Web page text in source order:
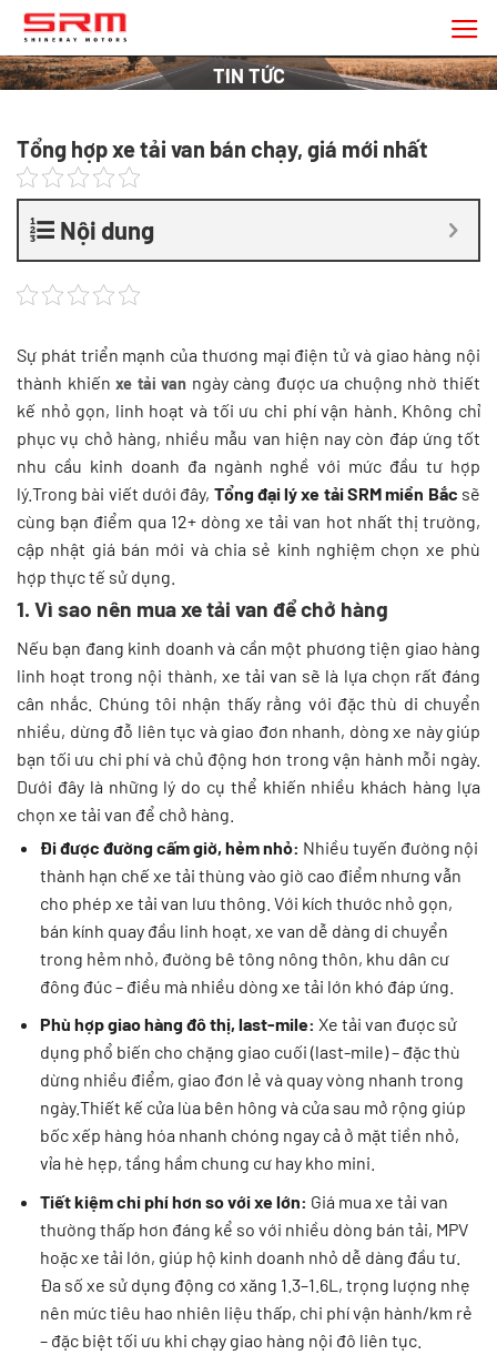
Chuyển
đến
nội
dung
TIN TỨC
Tổng hợp xe tải van bán chạy, giá mới nhất
Nội dung
Sự phát triển mạnh của thương mại điện tử và giao hàng nội
thành khiếnxe tải van ngày càng được ưa chuộng nhờ thiết
kế nhỏ gọn, linh hoạt và tối ưu chi phí vận hành. Không chỉ
phục vụ chở hàng, nhiều mẫu van hiện nay còn đáp ứng tốt
nhu cầu kinh doanh đa ngành nghề với mức đầu tư hợp
lý.Trong bài viết dưới đây, Tổng đại lý xe tải SRM miền Bắc sẽ
cùng bạn điểm qua 12+ dòng xe tải van hot nhất thị trường,
cập nhật giá bán mới và chia sẻ kinh nghiệm chọn xe phù
hợp thực tế sử dụng.
1. Vì sao nên mua xe tải van để chở hàng
Nếu bạn đang kinh doanh và cần một phương tiện giao hàng
linh hoạt trong nội thành, xe tải van sẽ là lựa chọn rất đáng
cân nhắc. Chúng tôi nhận thấy rằng với đặc thù di chuyển
nhiều, dừng đỗ liên tục và giao đơn nhanh, dòng xe này giúp
bạn tối ưu chi phí và chủ động hơn trong vận hành mỗi ngày.
Dưới đây là những lý do cụ thể khiến nhiều khách hàng lựa
chọn xe tải van để chở hàng.
Đi được đường cấm giờ, hẻm nhỏ: Nhiều tuyến đường nội
thành hạn chế xe tải thùng vào giờ cao điểm nhưng vẫn
cho phép xe tải van lưu thông. Với kích thước nhỏ gọn,
bán kính quay đầu linh hoạt, xe van dễ dàng di chuyển
trong hẻm nhỏ, đường bê tông nông thôn, khu dân cư
đông đúc – điều mà nhiều dòng xe tải lớn khó đáp ứng.
Phù hợp giao hàng đô thị, last-mile: Xe tải van được sử
dụng phổ biến cho chặng giao cuối (last-mile) – đặc thù
dừng nhiều điểm, giao đơn lẻ và quay vòng nhanh trong
ngày.Thiết kế cửa lùa bên hông và cửa sau mở rộng giúp
bốc xếp hàng hóa nhanh chóng ngay cả ở mặt tiền nhỏ,
vỉa hè hẹp, tầng hầm chung cư hay kho mini.
Tiết kiệm chi phí hơn so với xe lớn: Giá mua xe tải van
thường thấp hơn đáng kể so với nhiều dòng bán tải, MPV
hoặc xe tải lớn, giúp hộ kinh doanh nhỏ dễ dàng đầu tư.
Đa số xe sử dụng động cơ xăng 1.3–1.6L, trọng lượng nhẹ
nên mức tiêu hao nhiên liệu thấp, chi phí vận hành/km rẻ
– đặc biệt tối ưu khi chạy giao hàng nội đô liên tục.